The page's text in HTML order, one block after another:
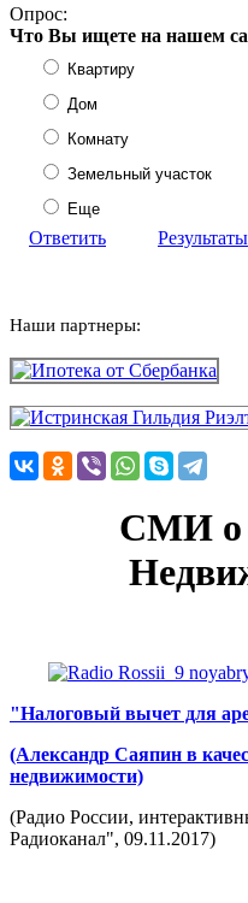
Опрос:
Что Вы ищете на нашем
Квартиру
Дом
Комнату
Земельный участок
Еще
Ответить Результаты
Наши партнеры:
СМИ о
"Налоговый вычет для
(Александр Саяпин в
недвижимости)
(Радио России,
Радиоканал", 09.11.2017)